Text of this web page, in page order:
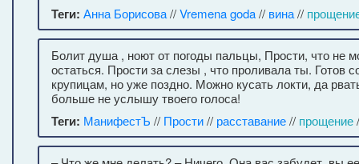
Теги: Анна Борисова//Vremena goda// вина//
Болит душа , ноют от погоды пальцы, Прости, что не
остаться. Прости за слезы , что проливала ты. Готов
крупицам, но уже поздно. Можно кусать локти, да
больше не услышу твоего голоса!
Теги: МанифестЪ // Прости// расставание// прощение